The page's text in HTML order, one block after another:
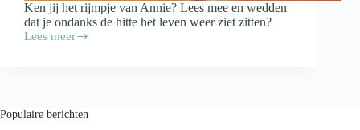
Ken jij het rijmpje van Annie? Lees mee en wedden
dat je ondanks de hitte het leven weer ziet zitten?
Lees meer
Hoe,
heet,
Populaire berichten